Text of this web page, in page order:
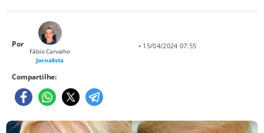
Por
Fábio Carvalho
Jornalista
• 15/04/2024 07:55
Compartilhe: